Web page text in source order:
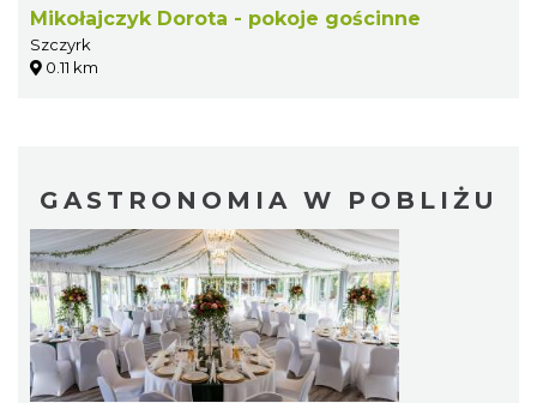
Mikołajczyk Dorota - pokoje gościnne
Szczyrk
0.11 km
GASTRONOMIA W POBLIŻU